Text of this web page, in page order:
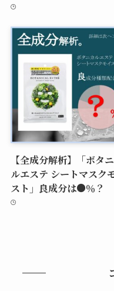
【全成分解析】「ボタ
ルエステ シートマスク
スト」良成分は●％？